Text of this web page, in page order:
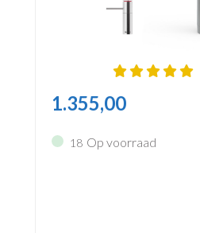
1.355,00
18 Op voorraad